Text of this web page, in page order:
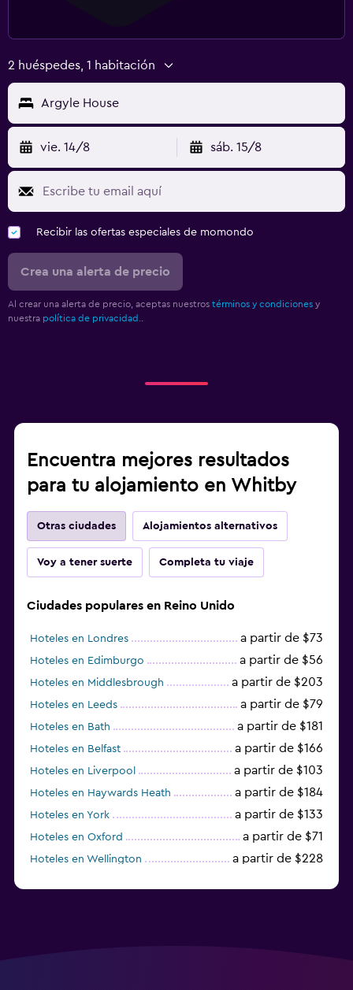
2 huéspedes, 1 habitación
Argyle House
vie. 14/8 sáb. 15/8
Recibir las ofertas especiales de momondo
Crea una alerta de precio
Al crear una alerta de precio, aceptas nuestros términos y condiciones y
nuestra política de privacidad.
Encuentra mejores resultados
para tu alojamiento en Whitby
Otras ciudades Alojamientos alternativos
Voy a tener suerte Completa tu viaje
Ciudades populares en Reino Unido
Hoteles en Londres a partir de $73
Hoteles en Edimburgo a partir de $56
Hoteles en Middlesbrough a partir de $203
Hoteles en Leeds a partir de $79
Hoteles en Bath a partir de $181
Hoteles en Belfast a partir de $166
Hoteles en Liverpool a partir de $103
Hoteles en Haywards Heath a partir de $184
Hoteles en York a partir de $133
Hoteles en Oxford a partir de $71
Hoteles en Wellington a partir de $228